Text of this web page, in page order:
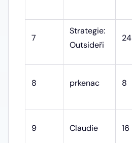
7
Strategie:
Outsideři
24
8 prkenac 8
9 Claudie 16